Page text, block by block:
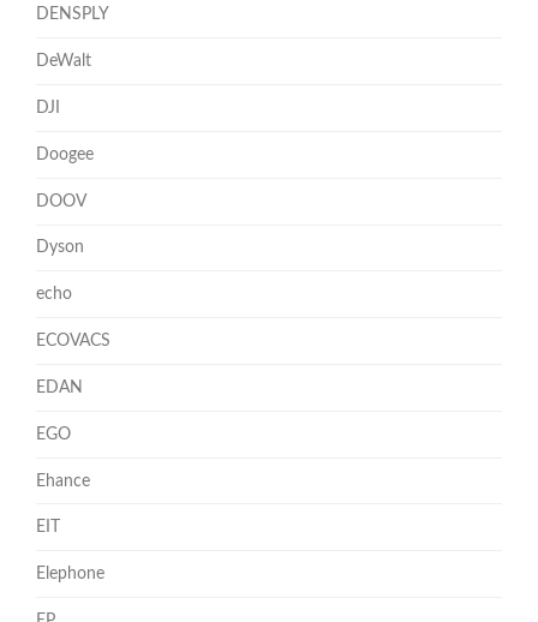
DENSPLY
DeWalt
DJI
Doogee
DOOV
Dyson
echo
ECOVACS
EDAN
EGO
Ehance
EIT
Elephone